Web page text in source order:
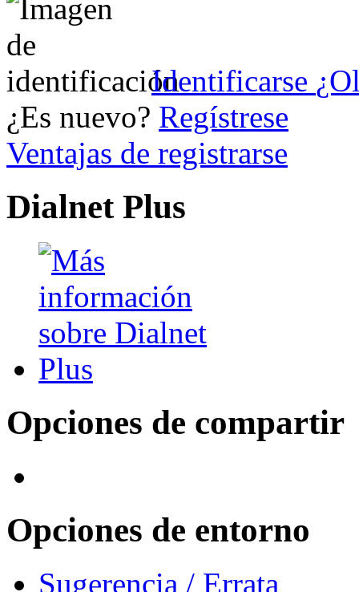
Identificarse
¿Es nuevo? Regístrese
Ventajas de registrarse
Dialnet Plus
Opciones de compartir
Opciones de entorno
Sugerencia / Errata